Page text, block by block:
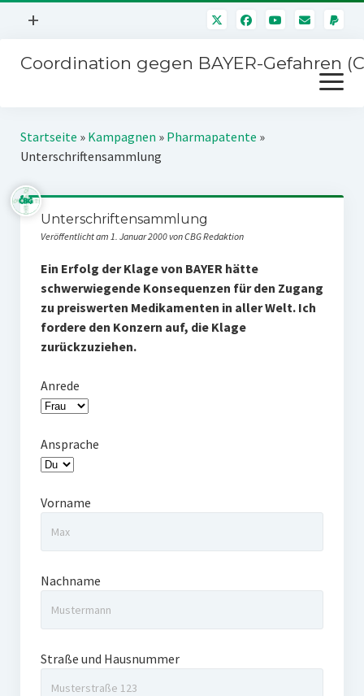
Menü
+
Mitmachen
Über uns
Kontakt
Impressum
Coordination gegen BAYER-Gefahren
Menü
öffnen
Kampagnen
Stichwort BAYER
Jahrestagung
SPENDEN
Startseite » Kampagnen » Pharmapatente »
Unterschriftensammlung
Unterschriftensammlung
Veröffentlicht am 1. Januar 2000 von CBG Redaktion
Ein Erfolg der Klage von BAYER hätte
schwerwiegende Konsequenzen für den Zugang
zu preiswerten Medikamenten in aller Welt. Ich
fordere den Konzern auf, die Klage
zurückzuziehen.
Anrede
Ansprache
Vorname
Nachname
Straße und Hausnummer